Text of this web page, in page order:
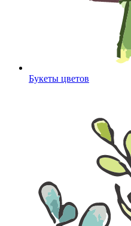
Букеты цветов